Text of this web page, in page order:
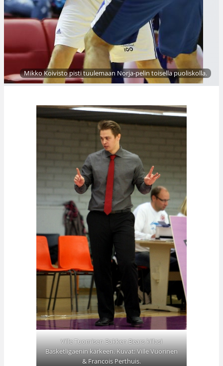
Mikko Koivisto pisti tuulemaan Norja-pelin toisella puoliskolla.
Ville Tuomisen Bakken Bears kiilasi
Basketligaenin kärkeen. Kuvat: Ville Vuorinen
& Francois Perthuis.